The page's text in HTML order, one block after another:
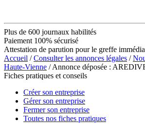
Plus de 600 journaux habilités
Paiement 100% sécurisé
Attestation de parution pour le greffe
Accueil /Consulter les annonces légales /
Haute-Vienne / Annonce déposée :
Fiches pratiques et conseils
Créer son entreprise
Gérer son entreprise
Fermer son entreprise
Toutes nos fiches pratiques